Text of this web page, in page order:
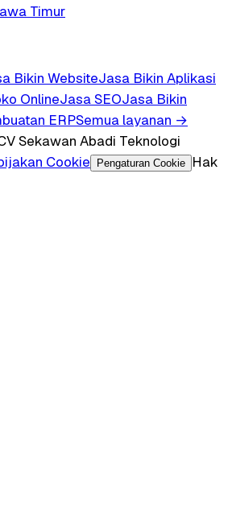
Timur
Bikin WebsiteJasa Bikin Aplikasi
OnlineJasa SEOJasa Bikin
ERPSemua layanan →
Sekawan Abadi Teknologi
Cookie Pengaturan Cookie
Hak